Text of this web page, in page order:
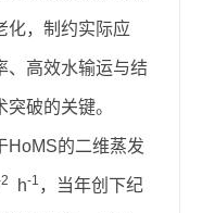
化，制约实际应
、高效水输运与结
破的关键。
HoMS的二维蒸发
h-1 ，当年创下纪